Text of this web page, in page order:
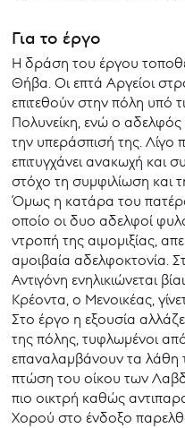
Για το έργο
Η δράση του έργου
Θήβα. Οι επτά Αργείοι
επιτεθούν στην πόλη υπό
Πολυνείκη, ενώ ο αδελφός
την υπεράσπισή της. Λίγο
επιτυγχάνει ανακωχή και
στόχο τη συμφιλίωση και
Όμως η κατάρα του
οποίο οι δυο αδελφοί
ντροπή της αιμομιξίας,
αμοιβαία αδελφοκτονία.
Αντιγόνη ενηλικιώνεται
Κρέοντα, ο Μενοικέας,
Στο έργο η εξουσία
της πόλης, τυφλωμένοι
επαναλαμβάνουν τα λάθη
πτώση του οίκου των
πιο οικτρή καθώς
Xορού στο ένδοξο